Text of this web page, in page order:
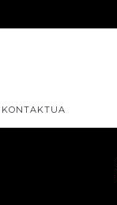
KONTAKTUA